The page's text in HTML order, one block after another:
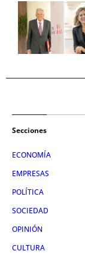
Secciones
ECONOMÍA
EMPRESAS
POLÍTICA
SOCIEDAD
OPINIÓN
CULTURA